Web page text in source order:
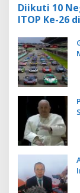
Diikuti 10
ITOP Ke-26